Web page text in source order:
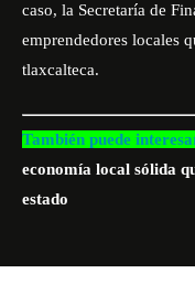
caso, la Secretaría de
emprendedores locales
tlaxcalteca.
También puede
economía local sólida
estado